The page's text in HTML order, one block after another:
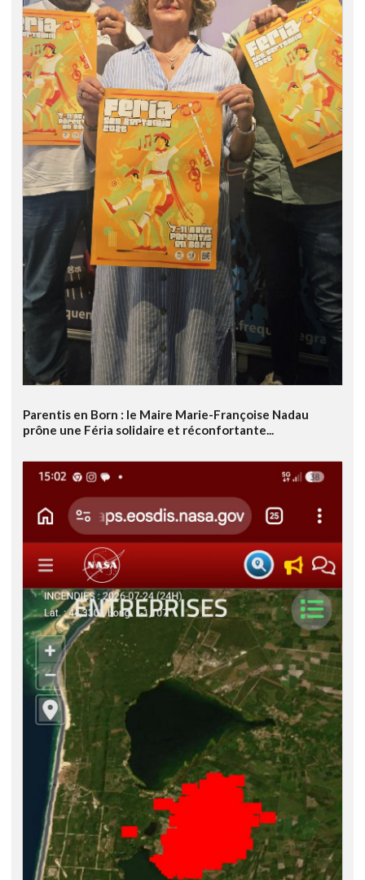
Parentis en Born : le Maire Marie-Françoise Nadau
prône une Féria solidaire et réconfortante...